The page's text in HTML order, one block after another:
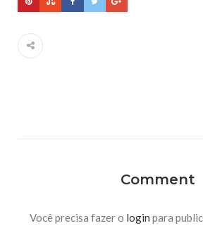
Comment
Você precisa fazer o login para